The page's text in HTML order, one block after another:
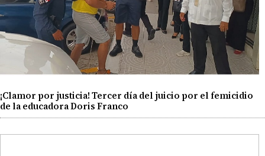
¡Clamor por justicia! Tercer día del juicio por el femicidio
de la educadora Doris Franco